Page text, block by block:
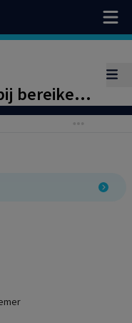
bereiken
leeftijd
van
maken.